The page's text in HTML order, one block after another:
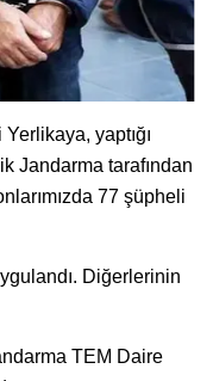
yaptığı
Jandarma tarafından
77 şüpheli
Diğerlerinin
TEM Daire